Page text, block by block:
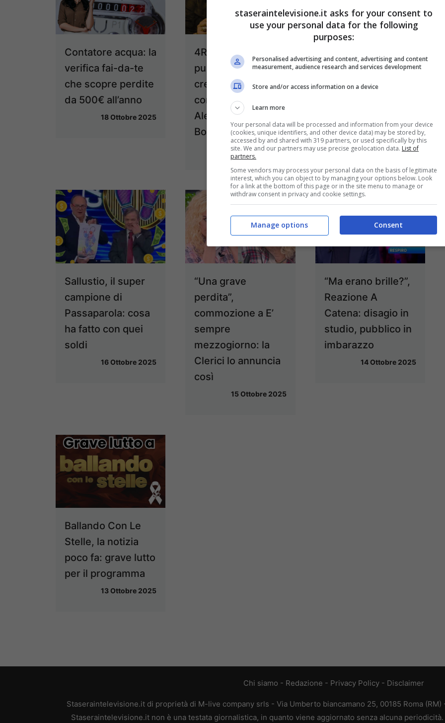
Contatore acqua: la
verifica fai-da-te
che scopre perdite
da 500€ all’anno
18 Ottobre 2025
4Ristoranti,
pubblico non vuole
crederci: chi paga il
conto, e non è
Alessandro
Borghese
17 Ottobre 2025
mezzogiorno,
novità clamorosa: il
16 Ottobre 2025
Sallustio, il super
campione di
Passaparola: cosa
ha fatto con quei
soldi
16 Ottobre 2025
“Una grave
perdita”,
commozione a E’
sempre
mezzogiorno: la
Clerici lo annuncia
così
15 Ottobre 2025
“Ma erano brille?”,
Reazione A
Catena: disagio in
studio, pubblico in
imbarazzo
14 Ottobre 2025
Ballando Con Le
Stelle, la notizia
poco fa: grave lutto
per il programma
13 Ottobre 2025
Chi siamo - Redazione - Privacy Policy - Disclaimer
Staseraintelevisione.it di proprietà di M-live company srls - Via Umberto biancamano 25, 00185 Roma (RM)
Staseraintelevisione.it non è una testata giornalistica, in quanto viene aggiornato senza alcuna
staseraintelevisione.it asks for your consent to
use your personal data for the following
purposes:
Personalised advertising and content, advertising and content
measurement, audience research and services development
Store and/or access information on a device
Learn more
Your personal data will be processed and information from your device
(cookies, unique identifiers, and other device data) may be stored by,
accessed by and shared with 319 partners, or used specifically by this
site. We and our partners may use precise geolocation data. List of
partners.
Some vendors may process your personal data on the basis of legitimate
interest, which you can object to by managing your options below. Look
for a link at the bottom of this page or in the site menu to manage or
withdraw consent in privacy and cookie settings.
Consent
Manage options